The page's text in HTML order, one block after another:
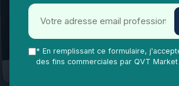
QVT Market Bien-
Qualité vie :
quotidien des
* En remplissant ce formulaire,
des fins commerciales par QVT